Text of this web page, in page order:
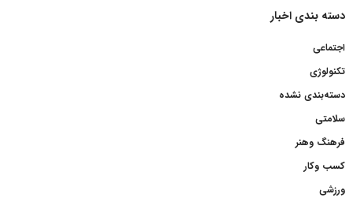
دسته بندی اخبار
اجتماعی
تکنولوژی
دسته‌بندی نشده
سلامتی
فرهنگ وهنر
کسب وکار
ورزشی